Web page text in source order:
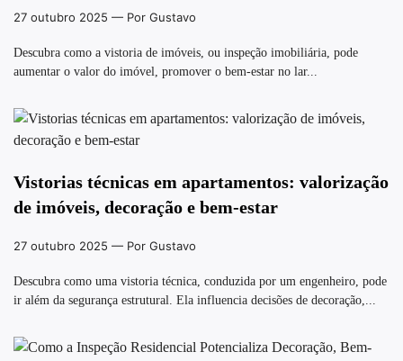
27 outubro 2025 — Por Gustavo
Descubra como a vistoria de imóveis, ou inspeção imobiliária, pode
aumentar o valor do imóvel, promover o bem-estar no lar...
Vistorias técnicas em apartamentos: valorização
de imóveis, decoração e bem-estar
27 outubro 2025 — Por Gustavo
Descubra como uma vistoria técnica, conduzida por um engenheiro, pode
ir além da segurança estrutural. Ela influencia decisões de decoração,...